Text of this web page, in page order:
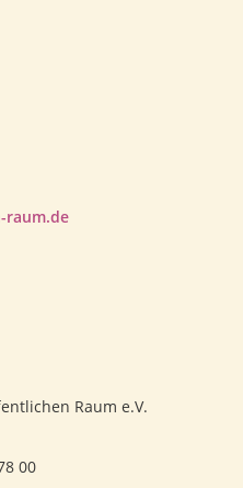
raum.de
Raum e.V.
00